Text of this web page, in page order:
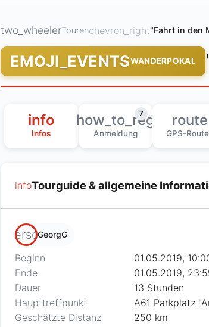
two_wheelerTourenchevron_right"Fahrt in den
EMOJI_EVENTSWANDERPOKAL
info
Infos
how_to_reg
Anmeldung
7 route
GPS-
infoTourguide & allgemeine
personGeorgG
Beginn
01.05.2019,
Ende
01.05.2019,
Dauer
13 Stunden
Haupttreffpunkt
A61 Parkplatz
Geschätzte Distanz
250 km